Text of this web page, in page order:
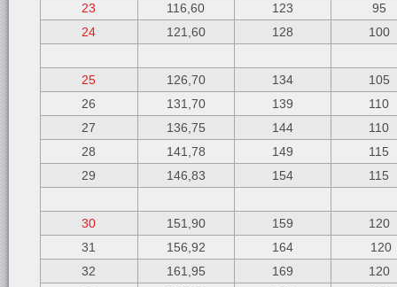
23
116,60 123
95
24
121,60 128 100
25 126,70 134
105
26
131,70 139
110
27
136,75 144
110
28
141,78 149
115
29
146,83 154 115
30 151,90 159
120
31
156,92 164
120
32
161,95 169
120